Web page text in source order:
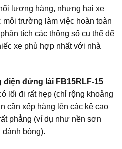
lượng hàng, nhưng hai xe
trường làm việc hoàn toàn
tích các thông số cụ thể để
xe phù hợp nhất với nhà
điện đứng lái FB15RLF-15
lối đi rất hẹp (chỉ rộng khoảng
cần xếp hàng lên các kệ cao
phẳng (ví dụ như nền sơn
đánh bóng).